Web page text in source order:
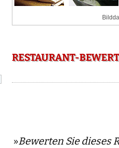
RESTAURANT-
»Bewerten Sie dieses